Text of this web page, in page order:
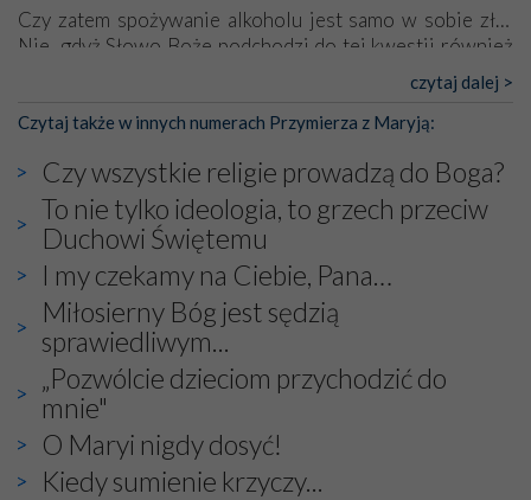
Czy zatem spożywanie alkoholu jest samo w sobie złe?
Nie, gdyż Słowo Boże podchodzi do tej kwestii również
[Pełny tekst w wydaniu papierowym]
czytaj dalej >
Czytaj także w innych numerach Przymierza z Maryją:
Czy wszystkie religie prowadzą do Boga?
To nie tylko ideologia, to grzech przeciw
Duchowi Świętemu
I my czekamy na Ciebie, Pana…
Miłosierny Bóg jest sędzią
sprawiedliwym...
„Pozwólcie dzieciom przychodzić do
mnie"
O Maryi nigdy dosyć!
Kiedy sumienie krzyczy...